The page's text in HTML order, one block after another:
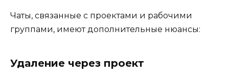
Чаты, связанные с проектами и рабочими
группами, имеют дополнительные нюансы:
Удаление через проект